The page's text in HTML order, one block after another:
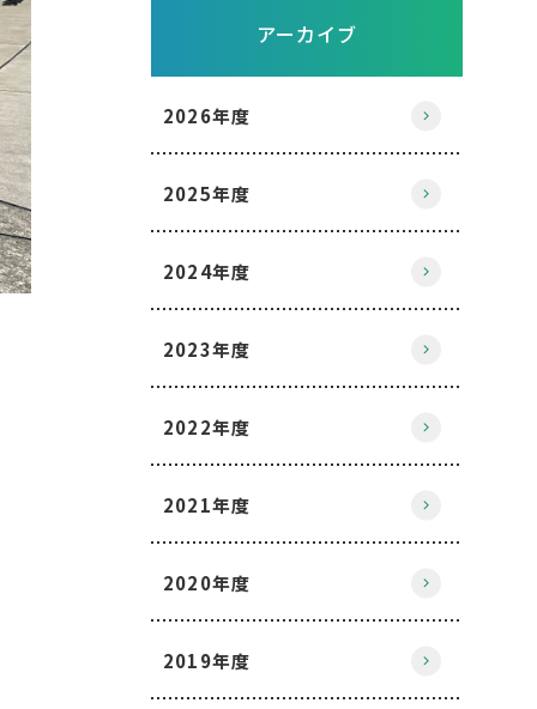
アーカイブ
2026年度
2025年度
2024年度
2023年度
2022年度
2021年度
2020年度
2019年度